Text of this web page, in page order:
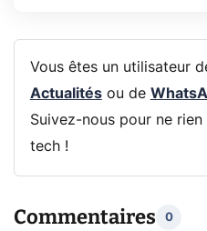
Vous êtes un utilisateur
Actualitésou de
Suivez-nous pour ne
tech !
Commentaires 0